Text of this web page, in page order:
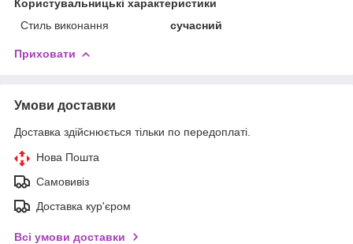
Користувальницькі характеристики
Стиль виконання
сучасний
Приховати
Умови доставки
Доставка здійснюється тільки по передоплаті.
Нова Пошта
Самовивіз
Доставка кур'єром
Всі умови доставки